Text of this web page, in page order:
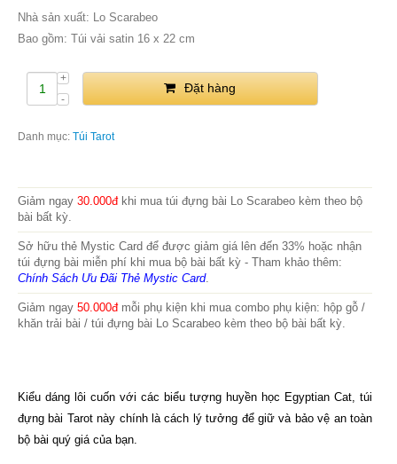
Nhà sản xuất: Lo Scarabeo
Bao gồm: Túi vải satin 16 x 22 cm
Đặt hàng
Danh mục: Túi Tarot
Giảm ngay 30.000đkhi mua túi đựng bài Lo Scarabeo kèm theo bộ
bài bất kỳ.
Sở hữu thẻ Mystic Card để được giảm giá lên đến 33% hoặc nhận
túi đựng bài miễn phí khi mua bộ bài bất kỳ - Tham khảo thêm:
Chính Sách Ưu Đãi Thẻ Mystic Card.
Giảm ngay 50.000đmỗi phụ kiện khi mua combo phụ kiện: hộp gỗ /
khăn trải bài / túi đựng bài Lo Scarabeo kèm theo bộ bài bất kỳ.
Kiểu dáng lôi cuốn với các biểu tượng huyền học Egyptian Cat, túi
đựng bài Tarot này chính là cách lý tưởng để giữ và bảo vệ an toàn
bộ bài quý giá của bạn.